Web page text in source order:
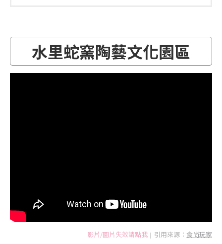
水里蛇窯陶藝文化園區
影片/圖片失效請點我 | 引用來源： 食尚玩家